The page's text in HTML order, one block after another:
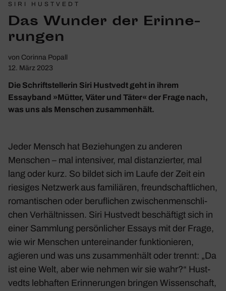
SIRI HUSTVEDT
Das Wunder der Erin­ne­
rungen
von Corinna Popall
12. März 2023
Die Schriftstellerin Siri Hustvedt geht in ihrem
Essayband »Mütter, Väter und Täter« der Frage nach,
was uns als Menschen zusammenhält.
Jeder Mensch hat Bezie­hungen zu anderen
Menschen – mal inten­siver, mal distan­zierter, mal
lang oder kurz. So bildet sich im Laufe der Zeit ein
riesiges Netz­werk aus fami­liären, freund­schaft­li­chen,
roman­ti­schen oder beruf­li­chen zwischen­mensch­li­
chen Verhält­nissen. Siri Hust­vedt beschäf­tigt sich in
einer Samm­lung persön­li­cher Essays mit der Frage,
wie wir Menschen unter­ein­ander funk­tio­nieren,
agieren und was uns zusam­men­hält oder trennt: „Da
ist eine Welt, aber wie nehmen wir sie wahr?“ Hust­
vedts lebhaften Erin­ne­rungen bringen Wissen­schaft,